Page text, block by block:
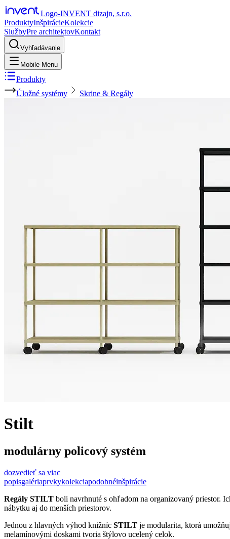
Logo-INVENT dizajn, s.r.o.
ProduktyInšpirácieKolekcie
SlužbyPre architektovKontakt
Vyhľadávanie
Mobile Menu
Produkty
Úložné systémy
Skrine & Regály
Stilt
modulárny policový systém
dozvedieť sa viac
popisgalériaprvkykolekciapodobnéinšpirácie
Regály STILT boli navrhnuté s ohľadom na organizovaný priestor.
nábytku aj do menších priestorov.
Jednou z hlavných výhod knižníc STILT je modularita, ktorá
melamínovými doskami tvoria štýlovo ucelený celok.